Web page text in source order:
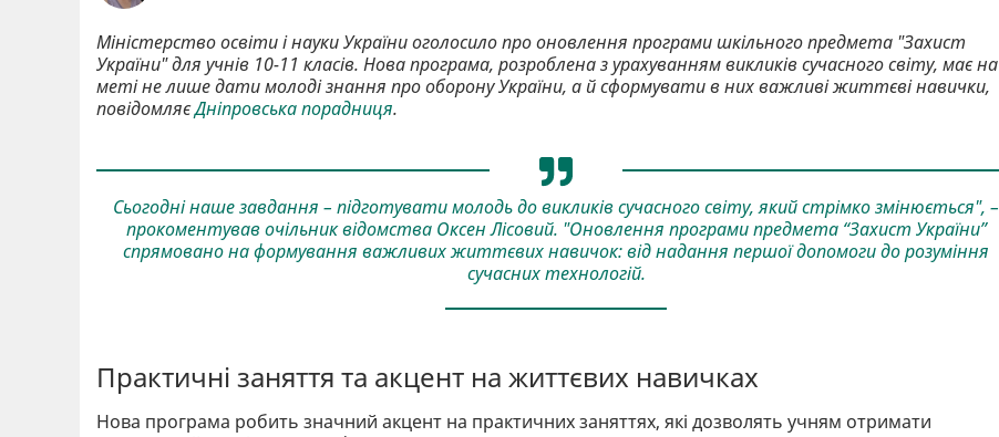
Міністерство освіти і науки України оголосило про оновлення програми шкільного предмета "Захист
України" для учнів 10-11 класів. Нова програма, розроблена з урахуванням викликів сучасного світу, має на
меті не лише дати молоді знання про оборону України, а й сформувати в них важливі життєві навички,
повідомляєДніпровська порадниця.
Сьогодні наше завдання – підготувати молодь до викликів сучасного світу, який стрімко змінюється", –
прокоментував очільник відомства Оксен Лісовий. "Оновлення програми предмета “Захист України”
спрямовано на формування важливих життєвих навичок: від надання першої допомоги до розуміння
сучасних технологій.
Практичні заняття та акцент на життєвих навичках
Нова програма робить значний акцент на практичних заняттях, які дозволять учням отримати